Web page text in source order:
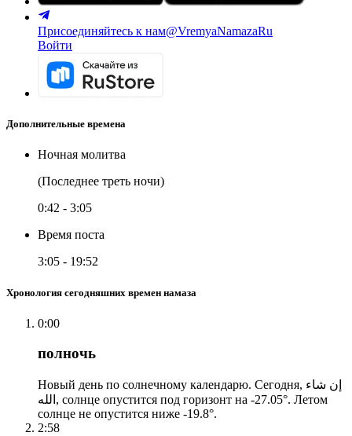
Присоединяйтесь к нам@VremyaNamazaRu
Войти
Дополнительные времена
Ночная молитва
(Последнее треть ночи)
0:42 - 3:05
Время поста
3:05 - 19:52
Хронология сегодняшних времен намаза
0:00
полночь
Новый день по солнечному календарю. Сегодня, إن شاء
الله, солнце опустится под горизонт на -27.05°. Летом
солнце не опустится ниже -19.8°.
2:58